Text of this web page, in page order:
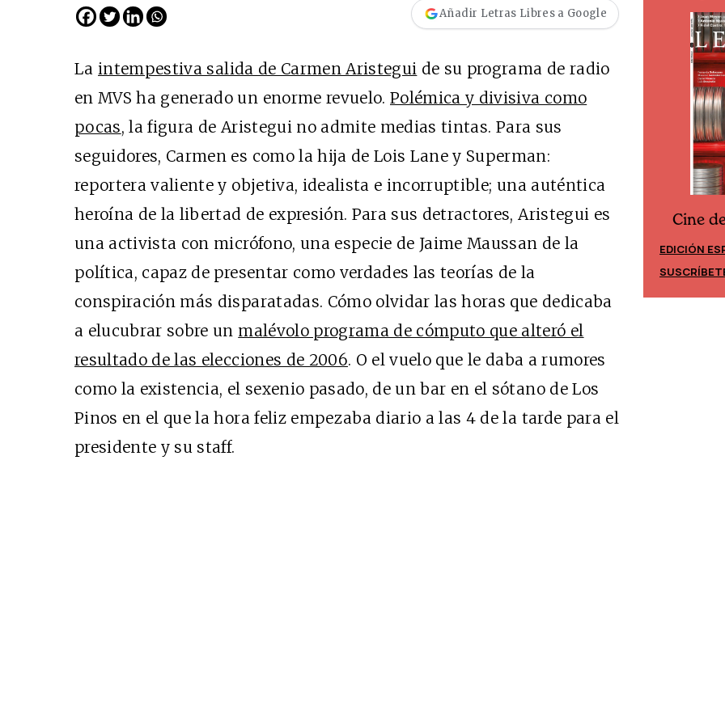
Añadir Letras Libres a Google
Laintempestiva salida de Carmen Aristegui de su programa de radio
en MVS ha generado un enorme revuelo. Polémica y divisiva como
pocas, la figura de Aristegui no admite medias tintas. Para sus
seguidores, Carmen es como la hija de Lois Lane y Superman:
reportera valiente y objetiva, idealista e incorruptible; una auténtica
heroína de la libertad de expresión. Para sus detractores, Aristegui es
una activista con micrófono, una especie de Jaime Maussan de la
política, capaz de presentar como verdades las teorías de la
conspiración más disparatadas. Cómo olvidar las horas que dedicaba
a elucubrar sobre un malévolo programa de cómputo que alteró el
resultado de las elecciones de 2006. O el vuelo que le daba a rumores
como la existencia, el sexenio pasado, de un bar en el sótano de Los
Pinos en el que la hora feliz empezaba diario a las 4 de la tarde para el
presidente y su staff.
Cine desde los márgenes
EDICIÓN MÉXICO
SUSCRÍBETE
Cine
EDICIÓN